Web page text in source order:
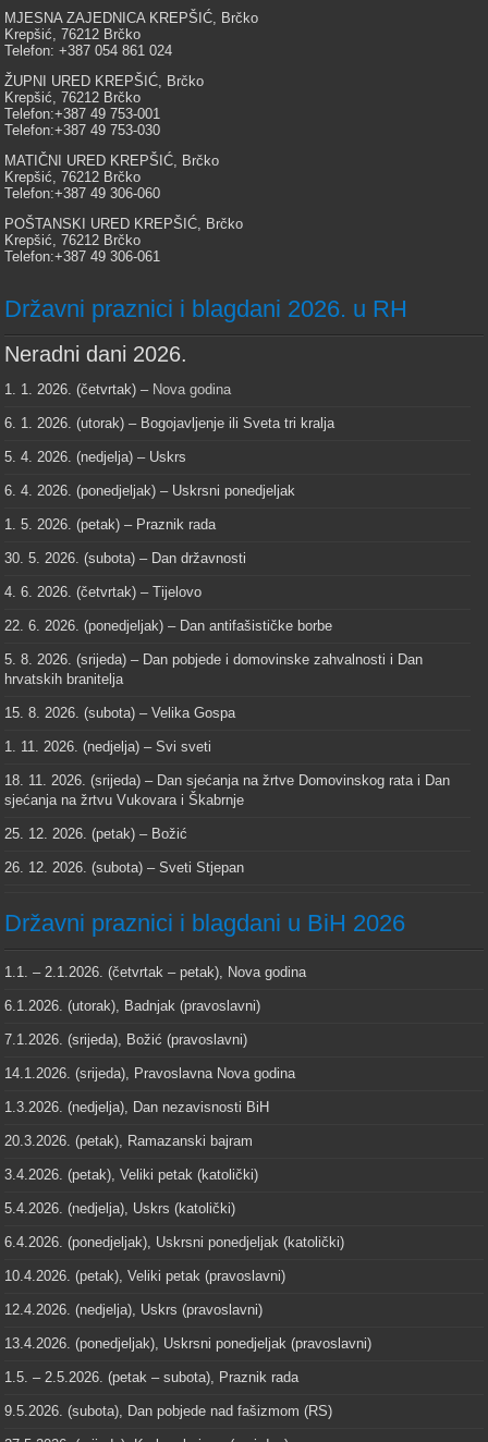
MJESNA ZAJEDNICA KREPŠIĆ, Brčko
Krepšić, 76212 Brčko
Telefon: +387 054 861 024
ŽUPNI URED KREPŠIĆ, Brčko
Krepšić, 76212 Brčko
Telefon:+387 49 753-001
Telefon:+387 49 753-030
MATIČNI URED KREPŠIĆ, Brčko
Krepšić, 76212 Brčko
Telefon:+387 49 306-060
POŠTANSKI URED KREPŠIĆ, Brčko
Krepšić, 76212 Brčko
Telefon:+387 49 306-061
Državni praznici i blagdani 2026. u RH
Neradni dani 2026.
1. 1. 2026. (četvrtak) – Nova godina
6. 1. 2026. (utorak) – Bogojavljenje ili Sveta tri kralja
5. 4. 2026. (nedjelja) – Uskrs
6. 4. 2026. (ponedjeljak) – Uskrsni ponedjeljak
1. 5. 2026. (petak) – Praznik rada
30. 5. 2026. (subota) – Dan državnosti
4. 6. 2026. (četvrtak) – Tijelovo
22. 6. 2026. (ponedjeljak) – Dan antifašističke borbe
5. 8. 2026. (srijeda) – Dan pobjede i domovinske zahvalnosti i Dan
hrvatskih branitelja
15. 8. 2026. (subota) – Velika Gospa
1. 11. 2026. (nedjelja) – Svi sveti
18. 11. 2026. (srijeda) – Dan sjećanja na žrtve Domovinskog rata i Dan
sjećanja na žrtvu Vukovara i Škabrnje
25. 12. 2026. (petak) – Božić
26. 12. 2026. (subota) – Sveti Stjepan
Državni praznici i blagdani u BiH 2026
1.1. – 2.1.2026. (četvrtak – petak), Nova godina
6.1.2026. (utorak), Badnjak (pravoslavni)
7.1.2026. (srijeda), Božić (pravoslavni)
14.1.2026. (srijeda), Pravoslavna Nova godina
1.3.2026. (nedjelja), Dan nezavisnosti BiH
20.3.2026. (petak), Ramazanski bajram
3.4.2026. (petak), Veliki petak (katolički)
5.4.2026. (nedjelja), Uskrs (katolički)
6.4.2026. (ponedjeljak), Uskrsni ponedjeljak (katolički)
10.4.2026. (petak), Veliki petak (pravoslavni)
12.4.2026. (nedjelja), Uskrs (pravoslavni)
13.4.2026. (ponedjeljak), Uskrsni ponedjeljak (pravoslavni)
1.5. – 2.5.2026. (petak – subota), Praznik rada
9.5.2026. (subota), Dan pobjede nad fašizmom (RS)